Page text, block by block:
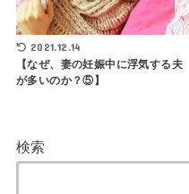
2021.12.14
【なぜ、妻の妊娠中に浮気する夫
が多いのか？⑤】
検索